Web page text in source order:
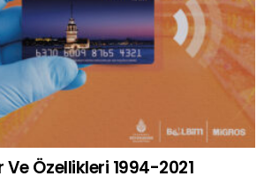
Özellikleri 1994-2021